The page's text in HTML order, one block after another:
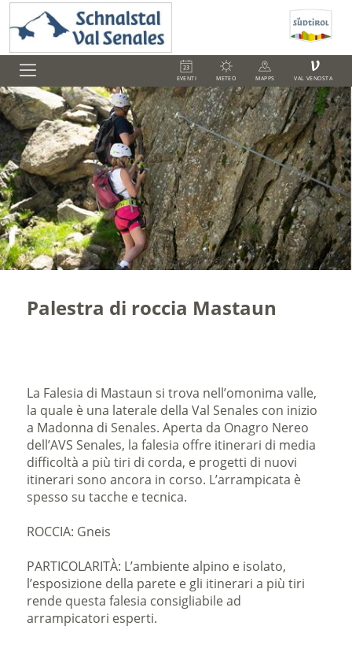
EVENTI METEO MAPPS
V
VAL VENOSTA
Palestra di roccia Mastaun
La Falesia di Mastaun si trova nell’omonima valle,
la quale è una laterale della Val Senales con inizio
a Madonna di Senales. Aperta da Onagro Nereo
dell’AVS Senales, la falesia offre itinerari di media
difficoltà a più tiri di corda, e progetti di nuovi
itinerari sono ancora in corso. L’arrampicata è
spesso su tacche e tecnica.
ROCCIA: Gneis
PARTICOLARITÀ: L’ambiente alpino e isolato,
l’esposizione della parete e gli itinerari a più tiri
rende questa falesia consigliabile ad
arrampicatori esperti.